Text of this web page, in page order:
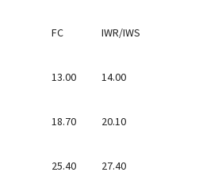
FC IWR/IWS
13.00 14.00
18.70 20.10
25.40 27.40